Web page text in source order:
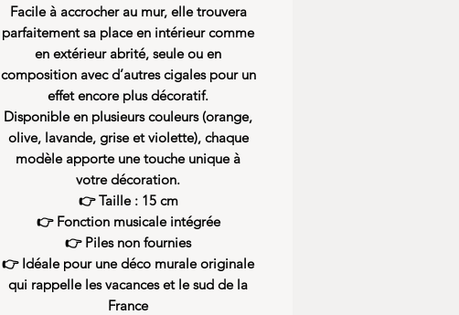
Facile à accrocher au mur, elle trouvera
parfaitement sa place en intérieur comme
en extérieur abrité, seule ou en
composition avec d’autres cigales pour un
effet encore plus décoratif.
Disponible en plusieurs couleurs (orange,
olive, lavande, grise et violette), chaque
modèle apporte une touche unique à
votre décoration.
👉 Taille : 15 cm
👉 Fonction musicale intégrée
👉 Piles non fournies
👉 Idéale pour une déco murale originale
qui rappelle les vacances et le sud de la
France